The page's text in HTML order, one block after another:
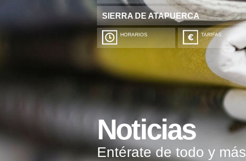
SIERRA DE ATAPUERCA
HORARIOS TARIFAS
Noticias
Entérate de todo y más